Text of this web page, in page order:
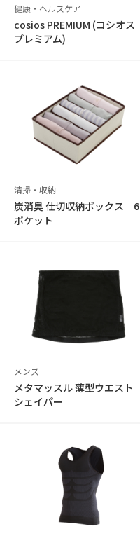
健康・ヘルスケア
cosios PREMIUM (コシオス
プレミアム)
清掃・収納
炭消臭 仕切収納ボックス 6
ポケット
メンズ
メタマッスル 薄型ウエスト
シェイパー